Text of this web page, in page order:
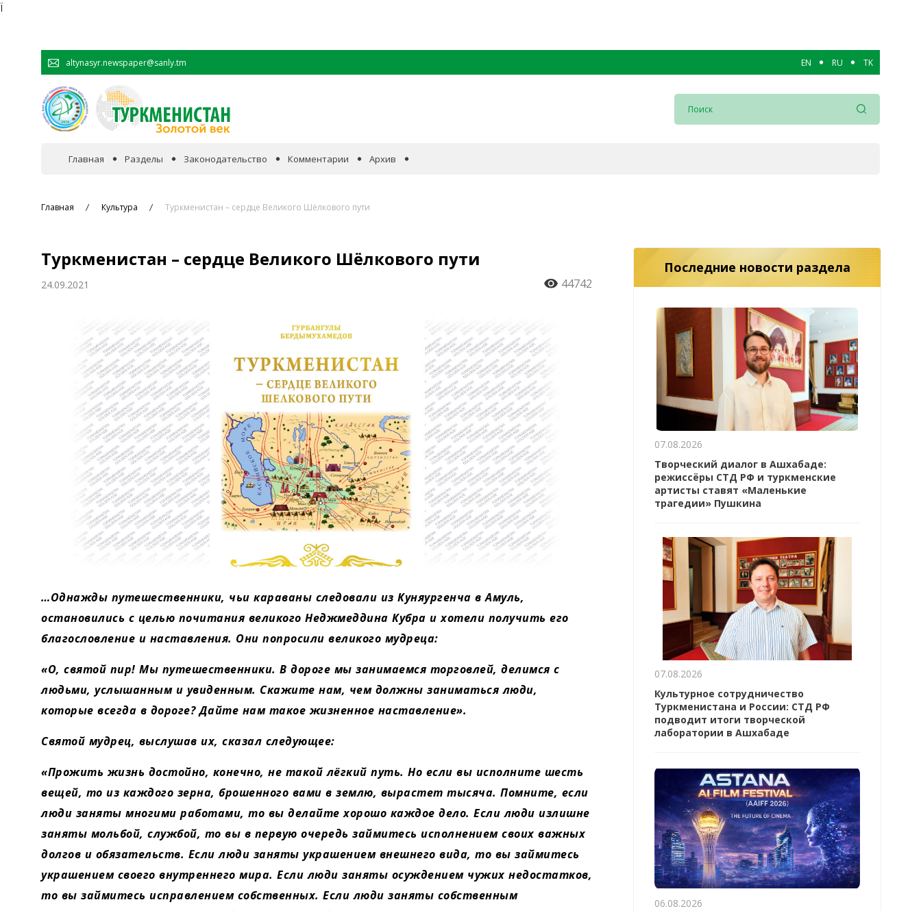
Ï
altynasyr.newspaper@sanly.tm EN RU TK
Главная Разделы
Сотрудничество
Общество
Культура
Наука
Спорт
Законодательство Комментарии Архив
Главная Культура Туркменистан – сердце Великого Шёлкового пути
Туркменистан – сердце Великого Шёлкового пути
24.09.2021 44742
…Однажды путешественники, чьи караваны следовали из Куняургенча в Амуль,
остановились с целью почитания великого Неджмеддина Кубра и хотели получить его
благословление и наставления. Они попросили великого мудреца:
«О, святой пир! Мы путешественники. В дороге мы занимаемся торговлей, делимся с
людьми, услышанным и увиденным. Скажите нам, чем должны заниматься люди,
которые всегда в дороге? Дайте нам такое жизненное наставление».
Святой мудрец, выслушав их, сказал следующее:
«Прожить жизнь достойно, конечно, не такой лёгкий путь. Но если вы исполните шесть
вещей, то из каждого зерна, брошенного вами в землю, вырастет тысяча. Помните, если
люди заняты многими работами, то вы делайте хорошо каждое дело. Если люди излишне
заняты мольбой, службой, то вы в первую очередь займитесь исполнением своих важных
долгов и обязательств. Если люди заняты украшением внешнего вида, то вы займитесь
украшением своего внутреннего мира. Если люди заняты осуждением чужих недостатков,
то вы займитесь исправлением собственных. Если люди заняты собственным
Последние новости раздела
07.08.2026
Творческий диалог в Ашхабаде:
режиссёры СТД РФ и туркменские
артисты ставят «Маленькие
трагедии» Пушкина
07.08.2026
Культурное сотрудничество
Туркменистана и России: СТД РФ
подводит итоги творческой
лаборатории в Ашхабаде
06.08.2026